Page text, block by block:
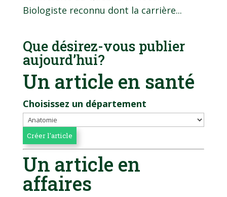
Biologiste reconnu dont la carrière...
Que désirez-vous publier
aujourd’hui?
Un article en santé
Choisissez un département
Un article en
affaires